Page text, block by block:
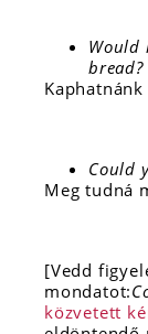
Would
bread?
Could
Meg tudná
[Vedd
mondatot:
közvetett